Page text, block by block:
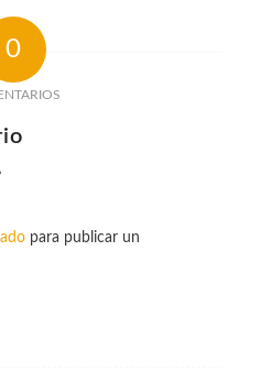
0
para publicar un